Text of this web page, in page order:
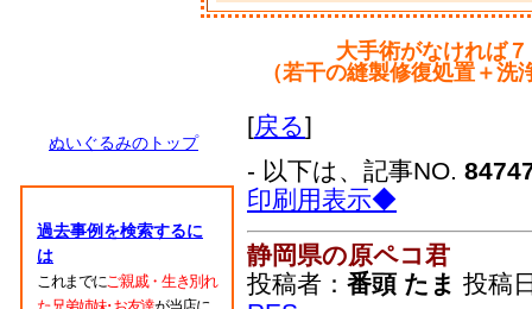
大手術がなければ
（若干の縫製修復処置＋
ぬいぐるみのトップ
過去事例を検索するに
は
これまでにご親戚・生き別れ
[戻る]
- 以下は、記事NO.
印刷用表示◆
静岡県の原ペコ君
投稿者： 番頭 たま 投稿